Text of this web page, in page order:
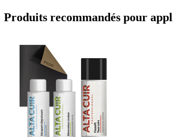
Produits recommandés pour